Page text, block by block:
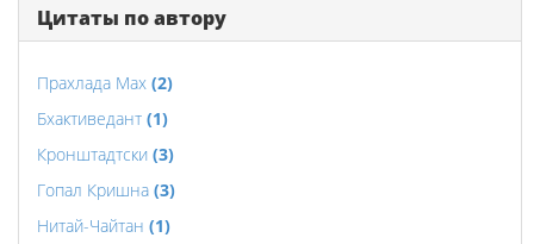
Цитаты по автору
Прахлада Мах (2)
Бхактиведант (1)
Кронштадтски (3)
Гопал Кришна (3)
Нитай-Чайтан (1)